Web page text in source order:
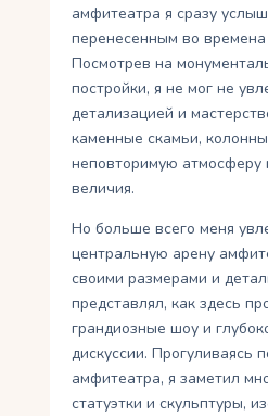
амфитеатра я сразу
перенесенным во
Посмотрев на
постройки, я не мог не
детализацией и
каменные скамьи,
неповторимую атмосферу
величия.
Но больше всего меня
центральную арену
своими размерами и
представлял, как здесь
грандиозные шоу и
дискуссии. Прогуливаясь
амфитеатра, я заметил
статуэтки и скульптуры,